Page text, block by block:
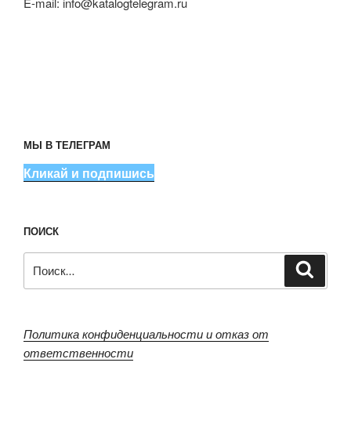
МЫ В ТЕЛЕГРАМ
Кликай и подпишись
ПОИСК
Политика конфиденциальности и отказ от
ответственности